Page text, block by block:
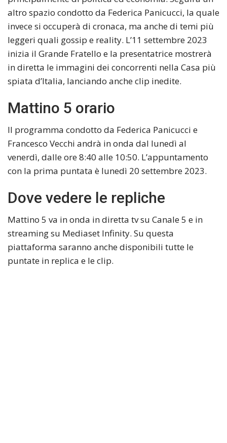
altro spazio condotto da Federica Panicucci, la quale
invece si occuperà di cronaca, ma anche di temi più
leggeri quali gossip e reality. L’11 settembre 2023
inizia il Grande Fratello e la presentatrice mostrerà
in diretta le immagini dei concorrenti nella Casa più
spiata d’Italia, lanciando anche clip inedite.
Mattino 5 orario
Il programma condotto da Federica Panicucci e
Francesco Vecchi andrà in onda dal lunedì al
venerdì, dalle ore 8:40 alle 10:50. L’appuntamento
con la prima puntata è lunedì 20 settembre 2023.
Dove vedere le repliche
Mattino 5 va in onda in diretta tv su Canale 5 e in
streaming su Mediaset Infinity. Su questa
piattaforma saranno anche disponibili tutte le
puntate in replica e le clip.